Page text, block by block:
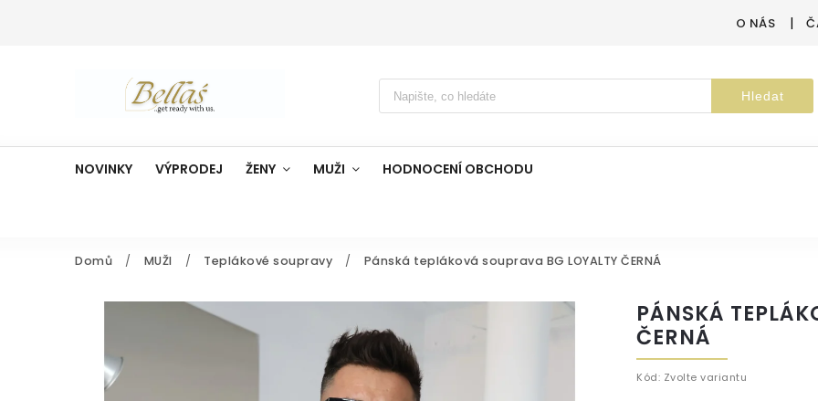
O NÁS
Hledat
NOVINKY VÝPRODEJ ŽENY MUŽI HODNOCENÍ OBCHODU
Domů / MUŽI / Teplákové soupravy / Pánská tepláková souprava BG LOYALTY ČERNÁ
PÁNSKÁ
ČERNÁ
Kód: Zvolte variantu